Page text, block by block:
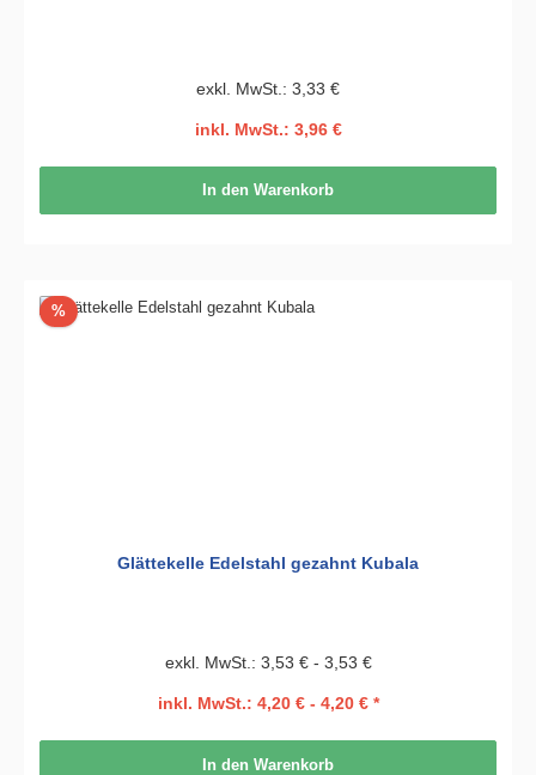
exkl. MwSt.: 3,33 €
inkl. MwSt.: 3,96 €
In den Warenkorb
%Rabatt
Glättekelle Edelstahl gezahnt Kubala
exkl. MwSt.: 3,53 € - 3,53 €
inkl. MwSt.: 4,20 € - 4,20 € *
In den Warenkorb